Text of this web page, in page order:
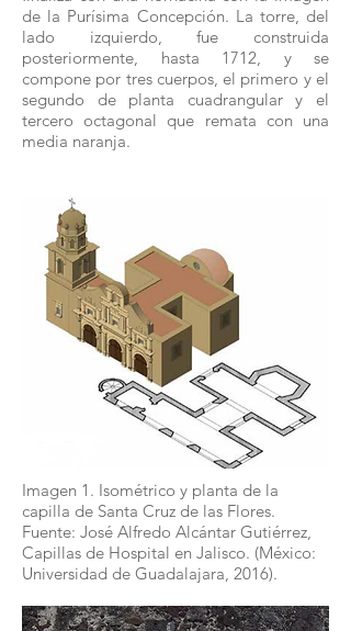
de la Purísima Concepción. La torre, del
lado izquierdo, fue construida
posteriormente, hasta 1712, y se
compone por tres cuerpos, el primero y el
segundo de planta cuadrangular y el
tercero octagonal que remata con una
media naranja.
Imagen 1. Isométrico y planta de la
capilla de Santa Cruz de las Flores.
Fuente: José Alfredo Alcántar Gutiérrez,
Capillas de Hospital en Jalisco. (México:
Universidad de Guadalajara, 2016).